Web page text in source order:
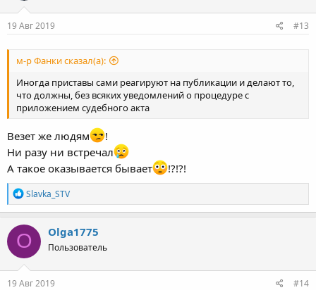
19 Авг 2019 #13
м-р Фанки сказал(а):
Иногда приставы сами реагируют на публикации и делают то,
что должны, без всяких уведомлений о процедуре с
приложением судебного акта
Везет же людям
!
Ни разу ни встречал
А такое оказывается бывает
!?!?!
Р
е
а
к
ц
и
и
:
Slavka_STV
O Olga1775
Пользователь
19 Авг 2019 #14